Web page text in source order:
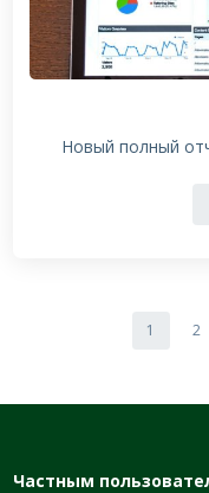
Новый полный
1 2
Частным